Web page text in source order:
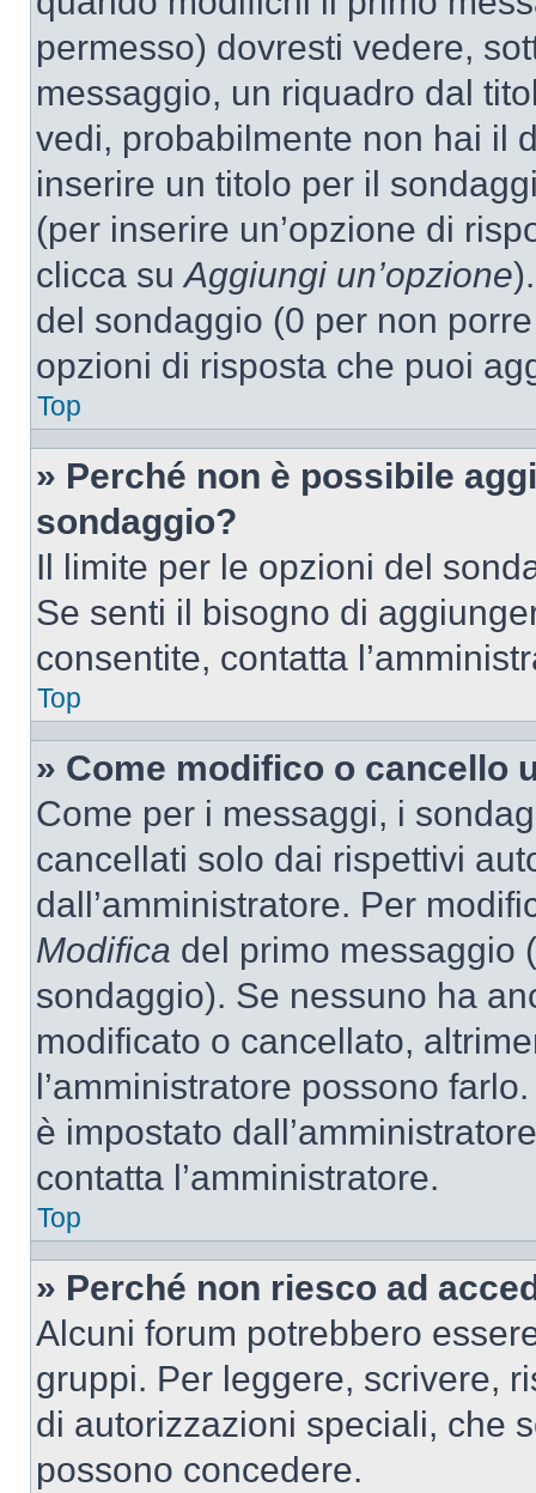
permesso) dovresti vedere,
messaggio, un riquadro dal
vedi, probabilmente non hai il
inserire un titolo per il
(per inserire un’opzione di
clicca suAggiungi un’opzione
del sondaggio (0 per non
opzioni di risposta che puoi
Top
» Perché non è possibile
sondaggio?
Il limite per le opzioni del
Se senti il bisogno di
consentite, contatta
Top
» Come modifico o cancello
Come per i messaggi, i
cancellati solo dai rispettivi
dall’amministratore. Per
Modifica del primo messaggio
sondaggio). Se nessuno ha
modificato o cancellato,
l’amministratore possono
è impostato
contatta l’amministratore.
Top
» Perché non riesco ad
Alcuni forum potrebbero
gruppi. Per leggere, scrivere,
di autorizzazioni speciali, che
possono concedere.